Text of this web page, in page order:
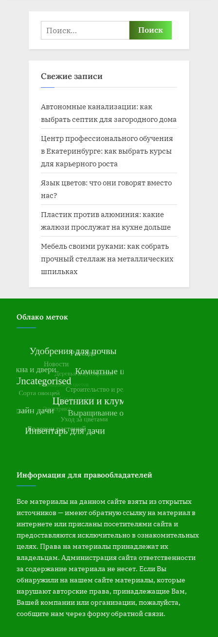
Найти:
Свежие записи
Автономные канализации: как
выбрать септик для загородного дома
Центр профессионального обучения
в Екатеринбурге: как выбрать курсы
для карьерного роста
Язык цветов: что они говорят вместо
нас?
Пластик против алюминия: какие
жалюзи прослужат на кухне дольше
Мебель своими руками: как собрать
прочный стеллаж на металлических
шпильках
Облако меток
Информация для правообладателей
Все материалы на данном сайте взяты из открытых
источников — имеют обратную ссылку на материал в
интернете или присланы посетителями сайта и
предоставляются исключительно в ознакомительных
целях. Права на материалы принадлежат их
владельцам. Администрация сайта ответственности
за содержание материала не несет. Если Вы
обнаружили на нашем сайте материалы, которые
нарушают авторские права, принадлежащие Вам,
Вашей компании или организации, пожалуйста,
сообщите нам через форму обратной связи.